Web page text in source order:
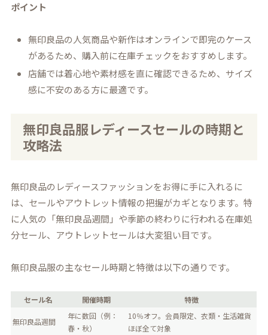
ポイント
無印良品の人気商品や新作はオンラインで即完のケース
があるため、購入前に在庫チェックをおすすめします。
店舗では着心地や素材感を直に確認できるため、サイズ
感に不安のある方に最適です。
無印良品服レディースセールの時期と
攻略法
無印良品のレディースファッションをお得に手に入れるに
は、セールやアウトレット情報の把握がカギとなります。特
に人気の「無印良品週間」や季節の終わりに行われる在庫処
分セール、アウトレットセールは大変狙い目です。
無印良品服の主なセール時期と特徴は以下の通りです。
セール名 開催時期 特徴
無印良品週間
年に数回（例：
春・秋）
10％オフ。会員限定、衣類・生活雑貨
ほぼ全て対象